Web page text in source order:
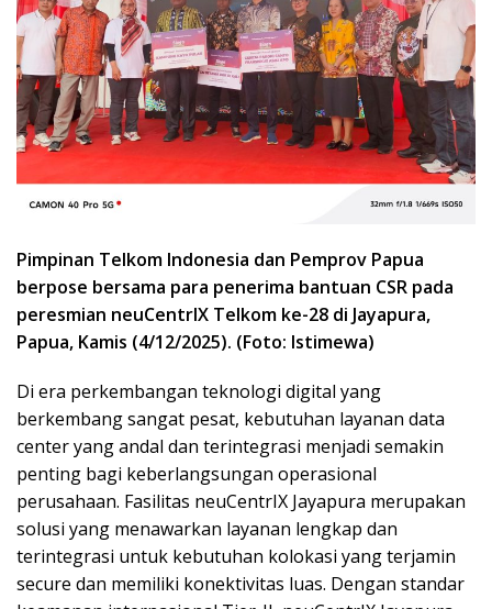
Pimpinan Telkom Indonesia dan Pemprov Papua
berpose bersama para penerima bantuan CSR pada
peresmian neuCentrIX Telkom ke-28 di Jayapura,
Papua, Kamis (4/12/2025). (Foto: Istimewa)
Di era perkembangan teknologi digital yang
berkembang sangat pesat, kebutuhan layanan data
center yang andal dan terintegrasi menjadi semakin
penting bagi keberlangsungan operasional
perusahaan. Fasilitas neuCentrIX Jayapura merupakan
solusi yang menawarkan layanan lengkap dan
terintegrasi untuk kebutuhan kolokasi yang terjamin
secure dan memiliki konektivitas luas. Dengan standar